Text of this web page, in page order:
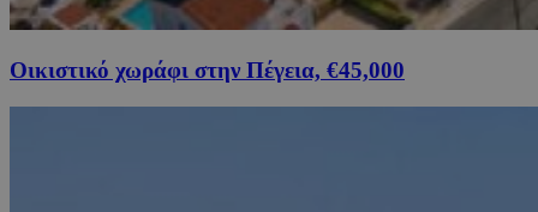
Οικιστικό χωράφι στην Πέγεια, €45,000